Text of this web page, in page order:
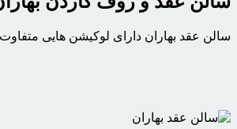
سالن عقد بهاران دارای لوکیشن هایی